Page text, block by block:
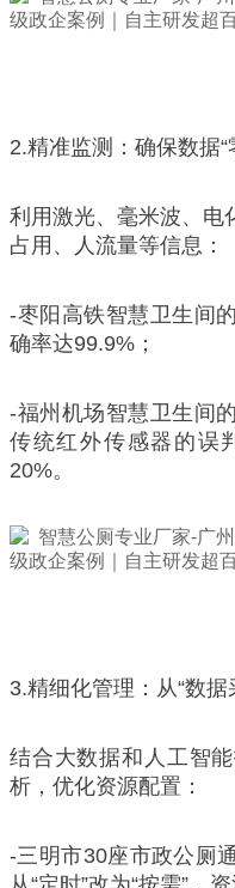
2.精准监测：确保数据“
利用激光、毫米波、电
占用、人流量等信息：
-枣阳高铁智慧卫生间
确率达99.9%；
-福州机场智慧卫生间
传统红外传感器的误
20%。
3.精细化管理：从“数据
结合大数据和人工智
析，优化资源配置：
-三明市30座市政公厕